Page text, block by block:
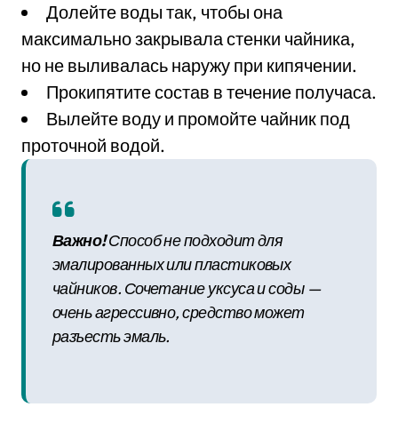
Долейте воды так, чтобы она
максимально закрывала стенки чайника,
но не выливалась наружу при кипячении.
Прокипятите состав в течение получаса.
Вылейте воду и промойте чайник под
проточной водой.
Важно!Способ не подходит для
эмалированных или пластиковых
чайников. Сочетание уксуса и соды —
очень агрессивно, средство может
разъесть эмаль.